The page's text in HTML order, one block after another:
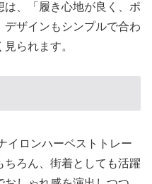
、「履き心地が良く、ポ
ザインもシンプルで合わ
られます。
イロンハーベストトレー
ろん、街着としても活躍